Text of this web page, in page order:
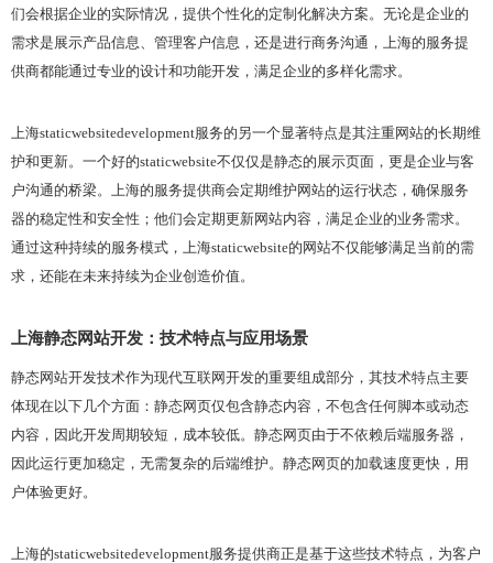
们会根据企业的实际情况，提供个性化的定制化解决方案。无论是企业的
需求是展示产品信息、管理客户信息，还是进行商务沟通，上海的服务提
供商都能通过专业的设计和功能开发，满足企业的多样化需求。
上海staticwebsitedevelopment服务的另一个显著特点是其注重网站的长期维
护和更新。一个好的staticwebsite不仅仅是静态的展示页面，更是企业与客
户沟通的桥梁。上海的服务提供商会定期维护网站的运行状态，确保服务
器的稳定性和安全性；他们会定期更新网站内容，满足企业的业务需求。
通过这种持续的服务模式，上海staticwebsite的网站不仅能够满足当前的需
求，还能在未来持续为企业创造价值。
上海静态网站开发：技术特点与应用场景
静态网站开发技术作为现代互联网开发的重要组成部分，其技术特点主要
体现在以下几个方面：静态网页仅包含静态内容，不包含任何脚本或动态
内容，因此开发周期较短，成本较低。静态网页由于不依赖后端服务器，
因此运行更加稳定，无需复杂的后端维护。静态网页的加载速度更快，用
户体验更好。
上海的staticwebsitedevelopment服务提供商正是基于这些技术特点，为客户